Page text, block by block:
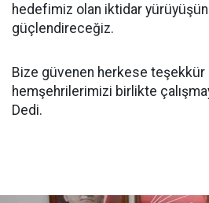
hedefimiz olan iktidar
güçlendireceğiz.
Bize güvenen herkese teşekkür
hemşehrilerimizi birlikte
Dedi.